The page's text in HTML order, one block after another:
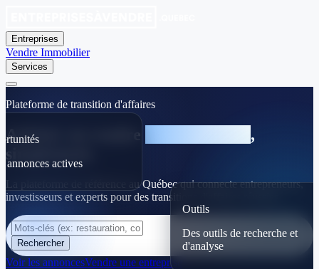
Entreprises
Vendre Immobilier
Services
Plateforme de transition d'affaires
Acheter ou vendre
,
simplement.
La plateforme de référence au Québec qui connecte entrepreneurs,
investisseurs et experts pour des transitions d'affaires réussies.
Rechercher
Voir les annoncesVendre une entreprise
annonces actives
Outils
Des outils de recherche et
d'analyse